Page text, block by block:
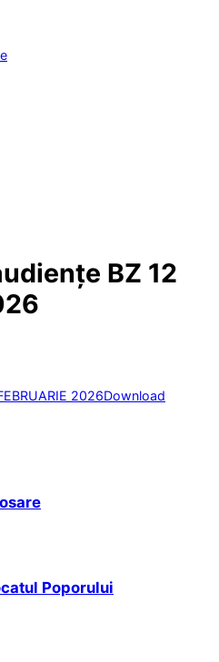
BZ 12
2026Download
Poporului